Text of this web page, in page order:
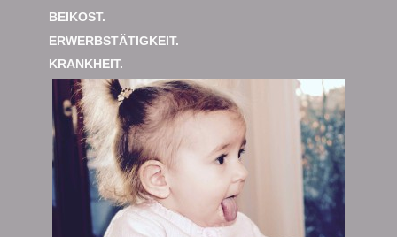
BEIKOST.
ERWERBSTÄTIGKEIT.
KRANKHEIT.